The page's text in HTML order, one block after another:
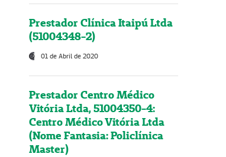
Prestador Clínica Itaipú Ltda
(51004348-2)
01 de Abril de 2020
Prestador Centro Médico
Vitória Ltda, 51004350-4:
Centro Médico Vitória Ltda
(Nome Fantasia: Policlínica
Master)